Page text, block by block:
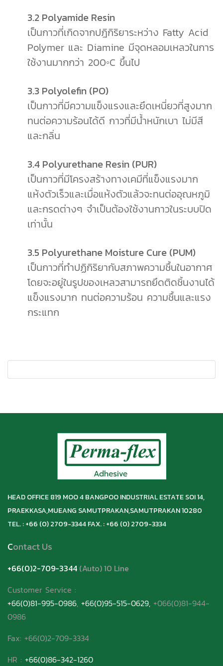
3.2 Polyamide Resin
เป็นกาวที่เกิดจากปฎิกิริยาระหว่าง Fatty Acid
Polymer และ Diamine มีจุดหลอมเหลวในการ
ใช้งานมากกว่า 200◦C ขึ้นไป
3.3 Polyolefin (PO)
เป็นกาวที่มีความแข็งแรงและยึดเหนี่ยวที่สูงมาก
ทนต่อความร้อนได้ดี กาวที่มีน้ำหนักเบา ไม่มีสี
และกลิ่น
3.4 Polyurethane Resin (PUR)
เป็นกาวที่มีโครงสร้างทางเคมีที่แข็งแรงมาก
แห้งตัวเร็วและเมื่อแห้งตัวแล้วจะทนต่ออุณหภูมิ
และกรดต่างๆ จำเป็นต้องใช้งานกาวในระบบปิด
เท่านั้น
3.5 Polyurethane Moisture Cure (PUM)
เป็นกาวที่ทำปฏิกิริยากับสภาพความชื้นในอากาศ
โดยจะอยู่ในรูปของเหลวสามารถยึดติดชิ้นงานได้
แข็งแรงมาก ทนต่อความร้อน ความชื้นและแรง
กระแทก
HEAD OFFICE 819 MOO 4 BANGPOO INDUSTRIAL ESTATE SOI 14,
PRAEKKASA,MUEANG SAMUTPRAKAN,SAMUTPRAKAN 10280
TEL. : +66 (0) 2709-3344 FAX. : +66 (0) 2709-3334
Contact Us
+66(0)2-709-3344 (Auto) 10 Line
Customer Service :
+66(0)81-995-0986, +66(0)95-515-0629, +066(0)81-944-
0986
Fax: +66(0)2-709-3334
HR : +66(0)86-342-1260